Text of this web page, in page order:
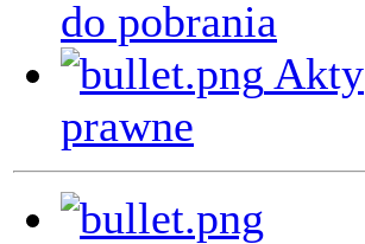
do pobrania
Akty
prawne